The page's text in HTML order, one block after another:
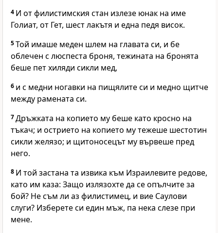
4 И от филистимския стан излезе юнак на име
Голиат, от Гет, шест лакътя и една педя висок.
5Той имаше меден шлем на главата си, и бе
облечен с люспеста броня, тежината на бронята
беше пет хиляди сикли мед,
6 и с медни ногавки на пищялите си и медно щитче
между рамената си.
7Дръжката на копието му беше като кросно на
тъкач; и острието на копието му тежеше шестотин
сикли желязо; и щитоносецът му вървеше пред
него.
8 И той застана та извика към Израилевите редове,
като им каза: Защо излязохте да се опълчите за
бой? Не съм ли аз филистимец, и вие Саулови
слуги? Изберете си един мъж, па нека слезе при
мене.